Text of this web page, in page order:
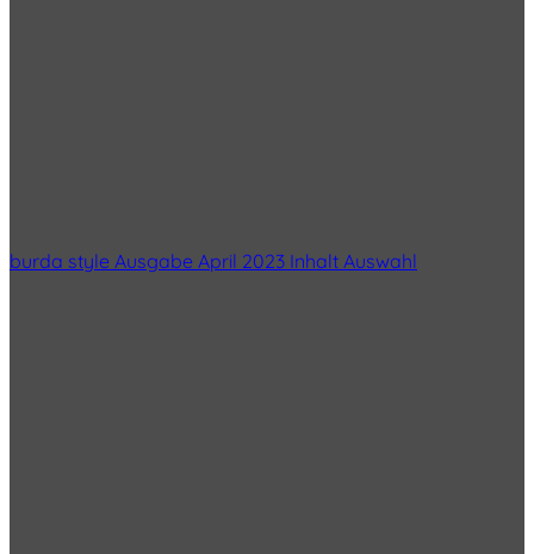
burda style Ausgabe April 2023 Inhalt Auswahl